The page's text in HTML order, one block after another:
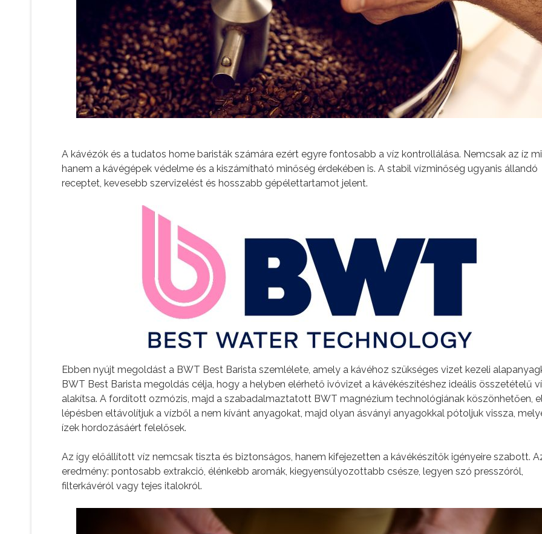
A kávézók és a tudatos home baristák számára ezért egyre fontosabb a víz kontrollálása. Nemcsak az íz
hanem a kávégépek védelme és a kiszámítható minőség érdekében is. A stabil vízminőség ugyanis állandó
receptet, kevesebb szervizelést és hosszabb gépélettartamot jelent.
Ebben nyújt megoldást a BWT Best Barista szemlélete, amely a kávéhoz szükséges vizet kezeli
BWT Best Barista megoldás célja, hogy a helyben elérhető ivóvizet a kávékészítéshez ideális összetételű
alakítsa. A fordított ozmózis, majd a szabadalmaztatott BWT magnézium technológiának köszönhetően,
lépésben eltávolítjuk a vízből a nem kívánt anyagokat, majd olyan ásványi anyagokkal pótoljuk vissza,
ízek hordozásáért felelősek.
Az így előállított víz nemcsak tiszta és biztonságos, hanem kifejezetten a kávékészítők igényeire szabott.
eredmény: pontosabb extrakció, élénkebb aromák, kiegyensúlyozottabb csésze, legyen szó presszóról,
filterkávéról vagy tejes italokról.